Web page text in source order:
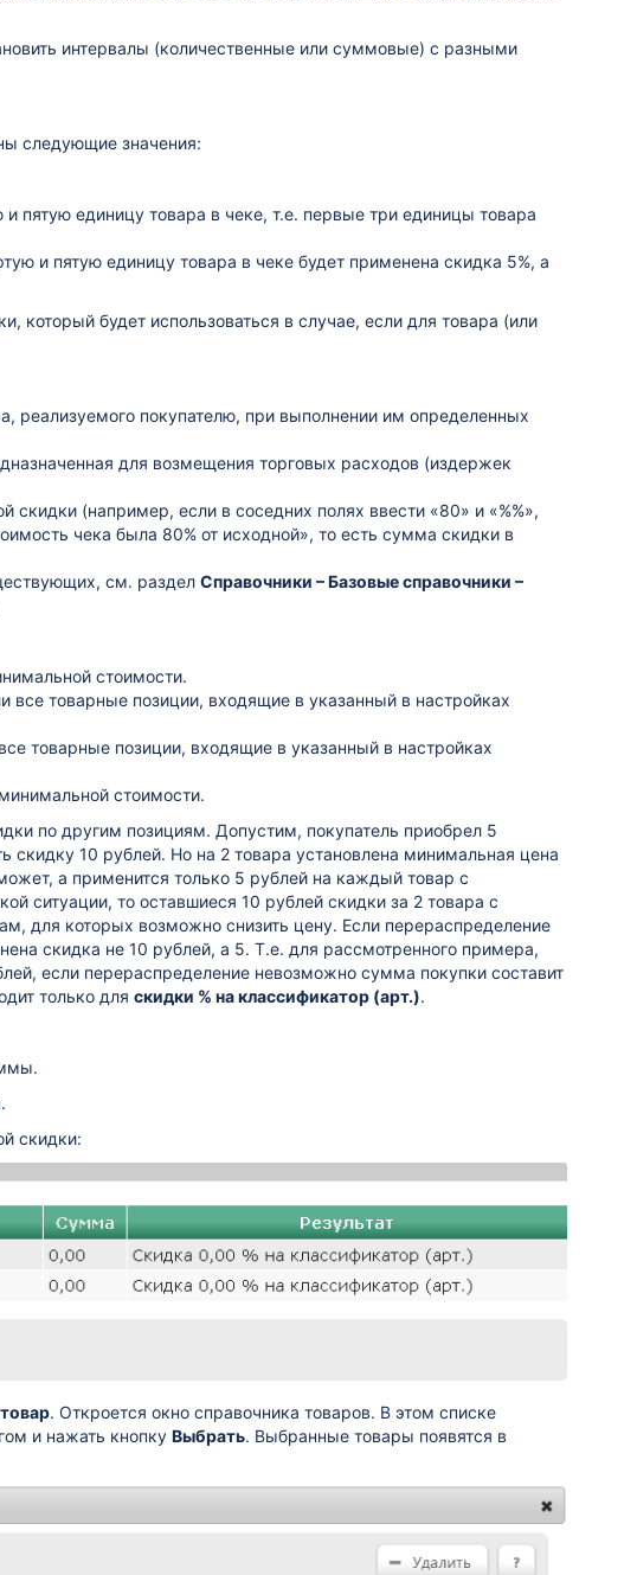
интервалы (количественные или суммовые) с разными
следующие значения:
пятую единицу товара в чеке, т.е. первые три единицы товара
и пятую единицу товара в чеке будет применена скидка 5%, а
который будет использоваться в случае, если для товара (или
реализуемого покупателю, при выполнении им определенных
для возмещения торговых расходов (издержек
скидки (например, если в соседних полях ввести «80» и «%%»,
чека была 80% от исходной», то есть сумма скидки в
см. раздел Справочники – Базовые справочники –
стоимости.
все товарные позиции, входящие в указанный в настройках
товарные позиции, входящие в указанный в настройках
стоимости.
по другим позициям. Допустим, покупатель приобрел 5
скидку 10 рублей. Но на 2 товара установлена минимальная цена
а применится только 5 рублей на каждый товар с
ситуации, то оставшиеся 10 рублей скидки за 2 товара с
для которых возможно снизить цену. Если перераспределение
скидка не 10 рублей, а 5. Т.е. для рассмотренного примера,
если перераспределение невозможно сумма покупки составит
только для скидки % на классификатор (арт.).
скидки:
. Откроется окно справочника товаров. В этом списке
и нажать кнопку Выбрать. Выбранные товары появятся в